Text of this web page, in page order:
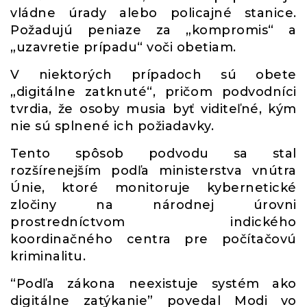
vládne úrady alebo policajné stanice.
Požadujú peniaze za „kompromis“ a
„uzavretie prípadu“ voči obetiam.
V niektorých prípadoch sú obete
„digitálne zatknuté“, pričom podvodníci
tvrdia, že osoby musia byť viditeľné, kým
nie sú splnené ich požiadavky.
Tento spôsob podvodu sa stal
rozšírenejším podľa ministerstva vnútra
Únie, ktoré monitoruje kybernetické
zločiny na národnej úrovni
prostredníctvom indického
koordinačného centra pre počítačovú
kriminalitu.
“Podľa zákona neexistuje systém ako
digitálne zatýkanie” povedal Modi vo